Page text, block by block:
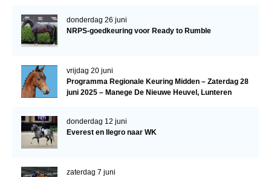
donderdag 26 juni
NRPS-goedkeuring voor Ready to Rumble
vrijdag 20 juni
Programma Regionale Keuring Midden – Zaterdag 28
juni 2025 – Manege De Nieuwe Heuvel, Lunteren
donderdag 12 juni
Everest en Ilegro naar WK
zaterdag 7 juni